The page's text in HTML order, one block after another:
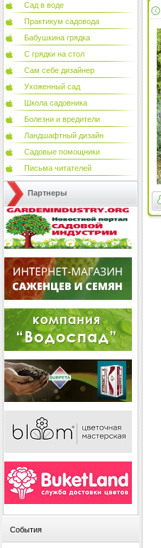
Сад в воде
Практикум садовода
Бабушкина грядка
С грядки на стол
Сам себе дизайнер
Ухоженный сад
Школа садовника
Болезни и вредители
Ландшафтный дизайн
Садовые помощники
Письма читателей
Партнеры
События